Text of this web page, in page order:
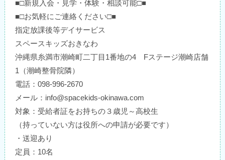
■□新規入会・見学・体験・相談可能□■
■□お気軽にご連絡ください□■
指定放課後等デイサービス
スペースキッズおきなわ
沖縄県糸満市潮崎町二丁目1番地の4 Fステージ潮崎店舗
1（潮崎整骨院隣）
電話：098-996-2670
メール：info@spacekids-okinawa.com
対象：受給者証をお持ちの３歳児～高校生
（持っていない方は役所への申請が必要です）
・送迎あり
定員：10名